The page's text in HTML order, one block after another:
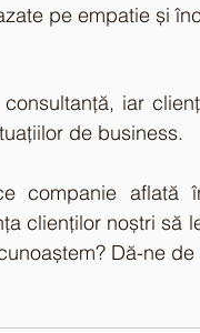
pe empatie și
iar
de business.
companie aflată
clienților noștri să
Dă-ne